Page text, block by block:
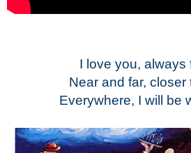
I love you, always
Near and far, closer
Everywhere, I will be